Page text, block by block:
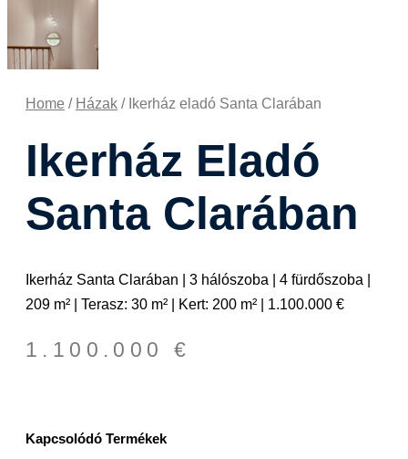
Home / Házak / Ikerház eladó Santa Clarában
Ikerház Eladó
Santa Clarában
Ikerház Santa Clarában | 3 hálószoba | 4 fürdőszoba |
209 m² | Terasz: 30 m² | Kert: 200 m² | 1.100.000 €
1.100.000 €
Kapcsolódó Termékek